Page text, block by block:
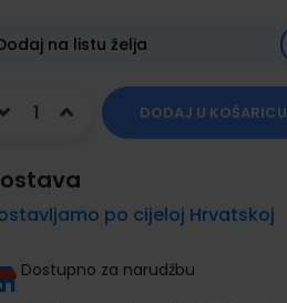
na listu želja
DODAJ U KOŠARICU
po cijeloj Hrvatskoj
Dostupno za narudžbu